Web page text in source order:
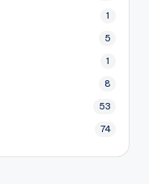
1
5
1
8
53
74